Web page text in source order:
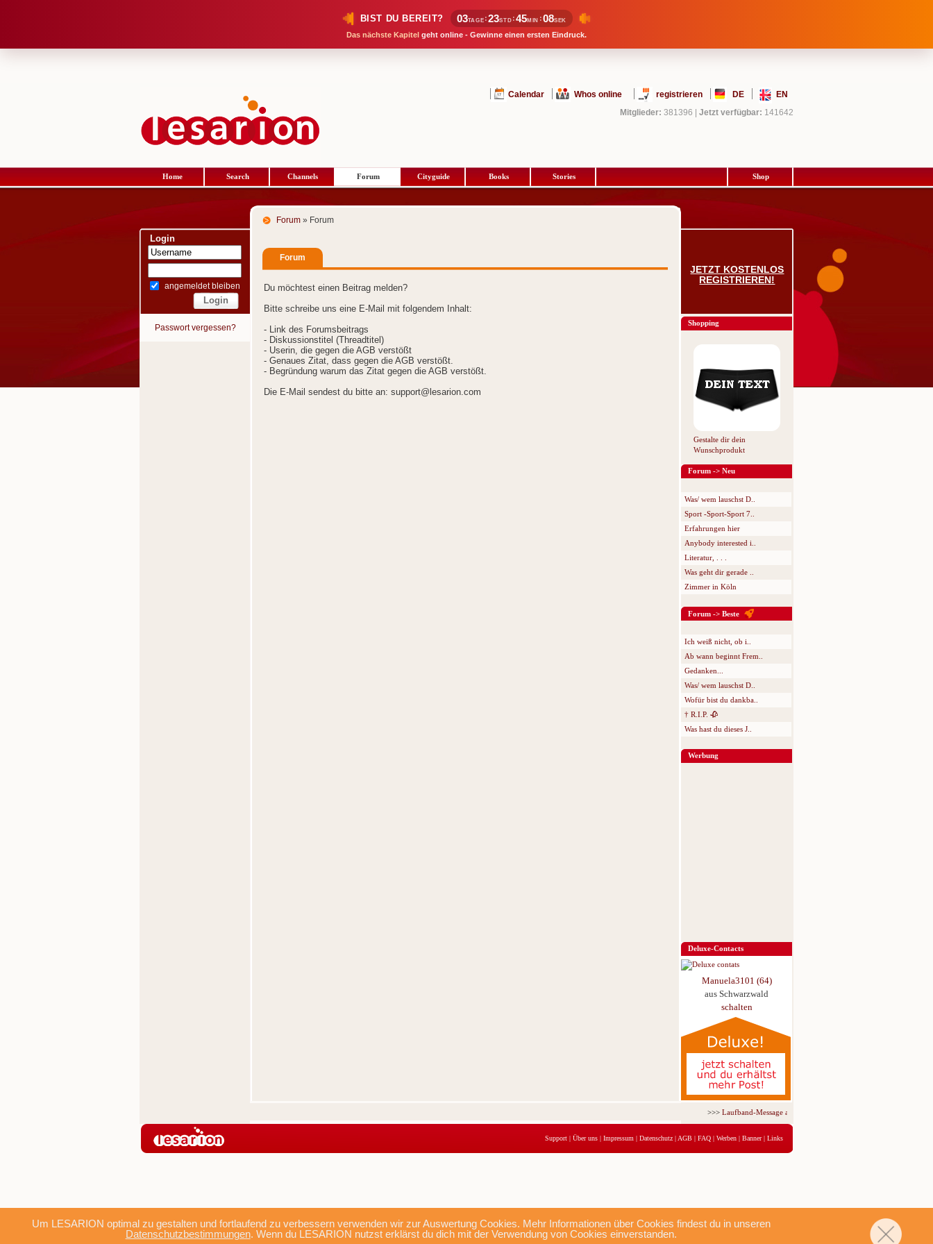
BIST DU BEREIT? 03TAGE :23STD :45MIN :08SEK
Das nächste Kapitel geht online - Gewinne einen ersten Eindruck.
Um LESARION optimal zu gestalten und fortlaufend zu verbessern verwenden wir zur Auswertung Cookies. Mehr Informationen über Cookies findest du in unseren
Datenschutzbestimmungen. Wenn du LESARION nutzst erklärst du dich mit der Verwendung von Cookies einverstanden.
Calendar Whos online registrieren DE
EN
Mitglieder: 381396 Jetzt verfügbar: 141642
Home Search Channels Forum Cityguide Books Stories Shop
Login
angemeldet bleiben
Passwort vergessen?
Forum » Forum
Forum
Du möchtest einen Beitrag melden?
Bitte schreibe uns eine E-Mail mit folgendem Inhalt:
- Link des Forumsbeitrags
- Diskussionstitel (Threadtitel)
- Userin, die gegen die AGB verstößt
- Genaues Zitat, dass gegen die AGB verstößt.
- Begründung warum das Zitat gegen die AGB verstößt.
Die E-Mail sendest du bitte an: support@lesarion.com
JETZT KOSTENLOS
REGISTRIEREN!
Shopping
Gestalte dir dein
Wunschprodukt
Forum -> Neu
Was/ wem lauschst D..
Sport -Sport-Sport 7..
Erfahrungen hier
Anybody interested i..
Literatur, . . .
Was geht dir gerade ..
Zimmer in Köln
Forum -> Beste
Ich weiß nicht, ob i..
Ab wann beginnt Frem..
Gedanken...
Was/ wem lauschst D..
Wofür bist du dankba..
† R.I.P. 🥀
Was hast du dieses J..
Werbung
Deluxe-Contacts
Manuela3101 (64)
aus Schwarzwald
schalten
>>>Laufband-Message ab nur 5,95 € für 3 Tage!
Support | Über uns | Impressum | Datenschutz | AGB | FAQ | Werben | Banner| Links